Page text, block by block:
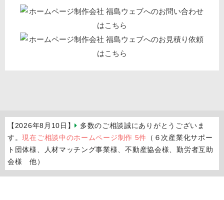
【2026年8月10日】
多数のご相談誠にありがとうございま
す。現在ご相談中のホームページ制作 5件 （６次産業化サポー
ト団体様、人材マッチング事業様、不動産協会様、勤労者互助
会様 他）